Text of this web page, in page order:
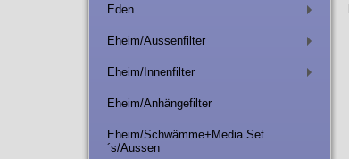
Eden
Eheim/Aussenfilter
Eheim/Innenfilter
Eheim/Anhängefilter
Eheim/Schwämme+Media Set
´s/Aussen